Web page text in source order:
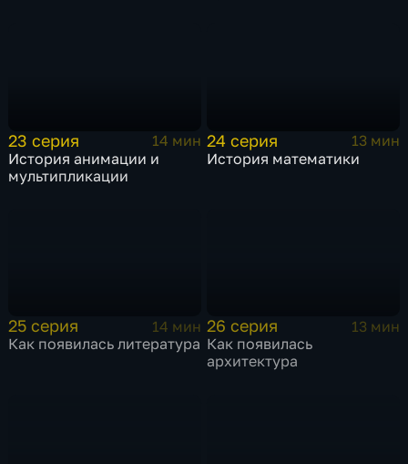
23 серия
14 мин
История анимации и
мультипликации
24 серия
13 мин
История математики
25 серия
14 мин
Как появилась литература
26 серия
13 мин
Как появилась
архитектура